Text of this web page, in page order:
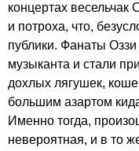
концертах весельчак
и потроха, что,
публики. Фанаты
музыканта и стали
дохлых лягушек,
большим азартом
Именно тогда,
невероятная, и в то